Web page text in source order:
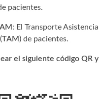
pacientes.
: El Transporte Asistencial
TAM ) de pacientes.
el siguiente código QR y